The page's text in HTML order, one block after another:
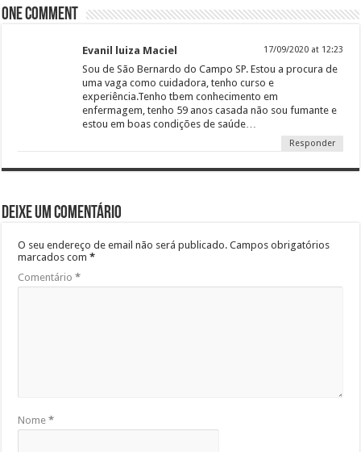
One comment
Evanil luiza Maciel 17/09/2020 at 12:23
Sou de São Bernardo do Campo SP. Estou a procura de
uma vaga como cuidadora, tenho curso e
experiência.Tenho tbem conhecimento em
enfermagem, tenho 59 anos casada não sou fumante e
estou em boas condições de saúde…
Responder
Deixe um comentário
O seu endereço de email não será publicado. Campos obrigatórios
marcados com*
Comentário*
Nome*